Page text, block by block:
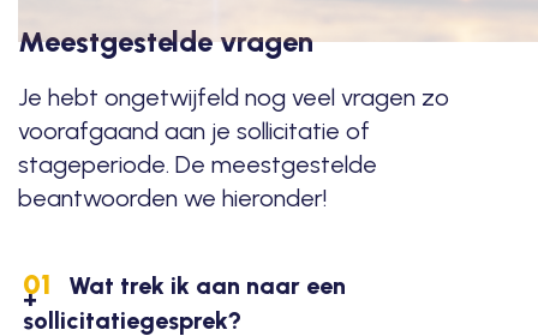
Meestgestelde vragen
Je hebt ongetwijfeld nog veel vragen zo
voorafgaand aan je sollicitatie of
stageperiode. De meestgestelde
beantwoorden we hieronder!
01
Wat trek ik aan naar een
sollicitatiegesprek?